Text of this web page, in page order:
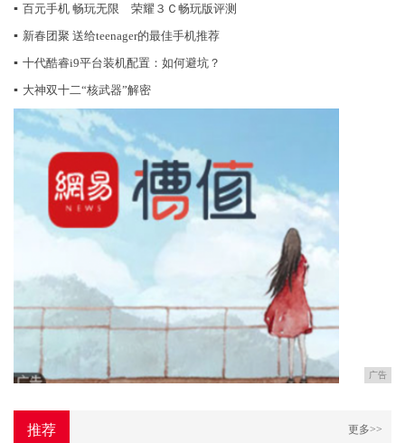
▪ 百元手机 畅玩无限 荣耀３Ｃ畅玩版评测
▪ 新春团聚 送给teenager的最佳手机推荐
▪ 十代酷睿i9平台装机配置：如何避坑？
▪ 大神双十二“核武器”解密
广告
推荐 更多>>